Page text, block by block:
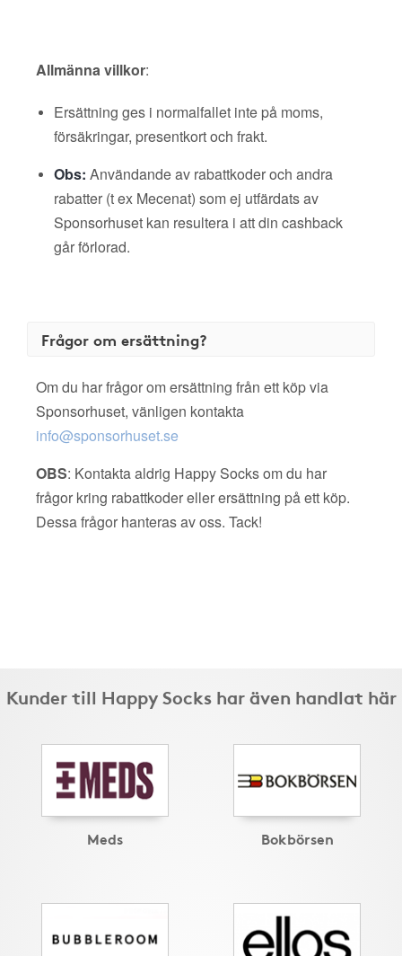
Allmänna villkor:
Ersättning ges i normalfallet inte på moms,
försäkringar, presentkort och frakt.
Obs: Användande av rabattkoder och andra
rabatter (t ex Mecenat) som ej utfärdats av
Sponsorhuset kan resultera i att din cashback
går förlorad.
Frågor om ersättning?
Om du har frågor om ersättning från ett köp via
Sponsorhuset, vänligen kontakta
info@sponsorhuset.se
OBS: Kontakta aldrig Happy Socks om du har
frågor kring rabattkoder eller ersättning på ett köp.
Dessa frågor hanteras av oss. Tack!
Kunder till Happy Socks har även handlat här
Meds Bokbörsen